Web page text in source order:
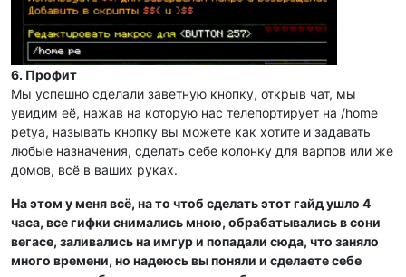
6. Профит
Мы успешно сделали заветную кнопку, открыв чат, мы
увидим её, нажав на которую нас телепортирует на /home
petya, называть кнопку вы можете как хотите и задавать
любые назначения, сделать себе колонку для варпов или же
домов, всё в ваших руках.
На этом у меня всё, на то чтоб сделать этот гайд ушло 4
часа, все гифки снимались мною, обрабатывались в сони
вегасе, заливались на имгур и попадали сюда, что заняло
много времени, но надеюсь вы поняли и сделаете себе